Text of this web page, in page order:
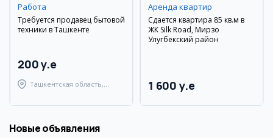
Работа
Требуется продавец бытовой
техники в Ташкенте
200 y.e
Ташкентская область,
Аренда квартир
Сдается квартира 85 кв.м в
ЖК Silk Road, Мирзо
Улугбекский район
1 600 y.e
Новые объявления